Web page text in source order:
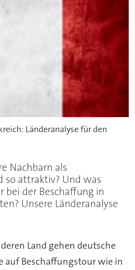
Länderanalyse für den
Nachbarn als
so attraktiv? Und was
bei der Beschaffung in
Unsere Länderanalyse
Land gehen deutsche
auf Beschaffungstour wie in